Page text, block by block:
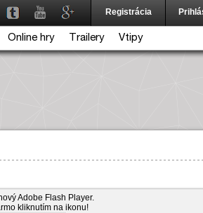
Registrácia
Online hry Trailery Vtipy
Adobe Flash Player.
kliknutím na ikonu!